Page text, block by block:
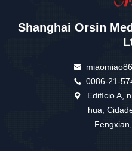
Shanghai Orsin
0086-21-
Edifício A,
hua,